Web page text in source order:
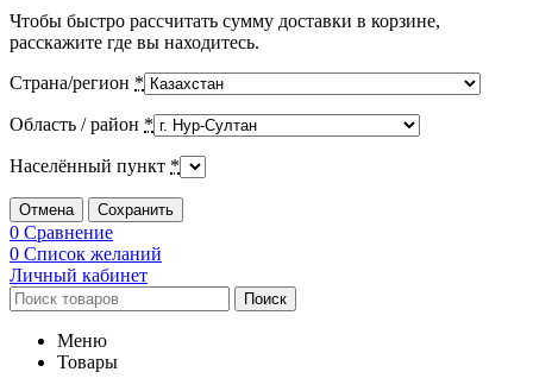
Чтобы быстро рассчитать сумму доставки в корзине,
расскажите где вы находитесь.
Страна/регион *
Область / район *
Населённый пункт *
Отмена Сохранить
0 Сравнение
0 Список желаний
Личный кабинет
Поиск
Меню
Товары